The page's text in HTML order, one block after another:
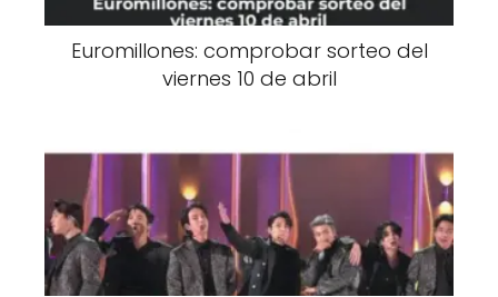
Euromillones: comprobar sorteo del
viernes 10 de abril